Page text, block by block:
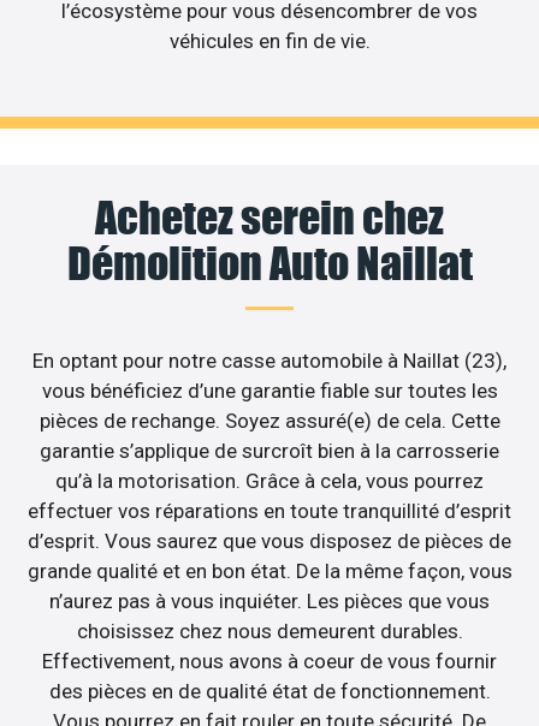
l’écosystème pour vous désencombrer de vos
véhicules en fin de vie.
Achetez serein chez
Démolition Auto Naillat
En optant pour notre casse automobile à Naillat (23),
vous bénéficiez d’une garantie fiable sur toutes les
pièces de rechange. Soyez assuré(e) de cela. Cette
garantie s’applique de surcroît bien à la carrosserie
qu’à la motorisation. Grâce à cela, vous pourrez
effectuer vos réparations en toute tranquillité d’esprit
d’esprit. Vous saurez que vous disposez de pièces de
grande qualité et en bon état. De la même façon, vous
n’aurez pas à vous inquiéter. Les pièces que vous
choisissez chez nous demeurent durables.
Effectivement, nous avons à coeur de vous fournir
des pièces en de qualité état de fonctionnement.